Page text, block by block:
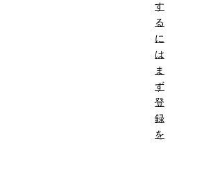
す
る
に
は
ま
ず
登
録
を